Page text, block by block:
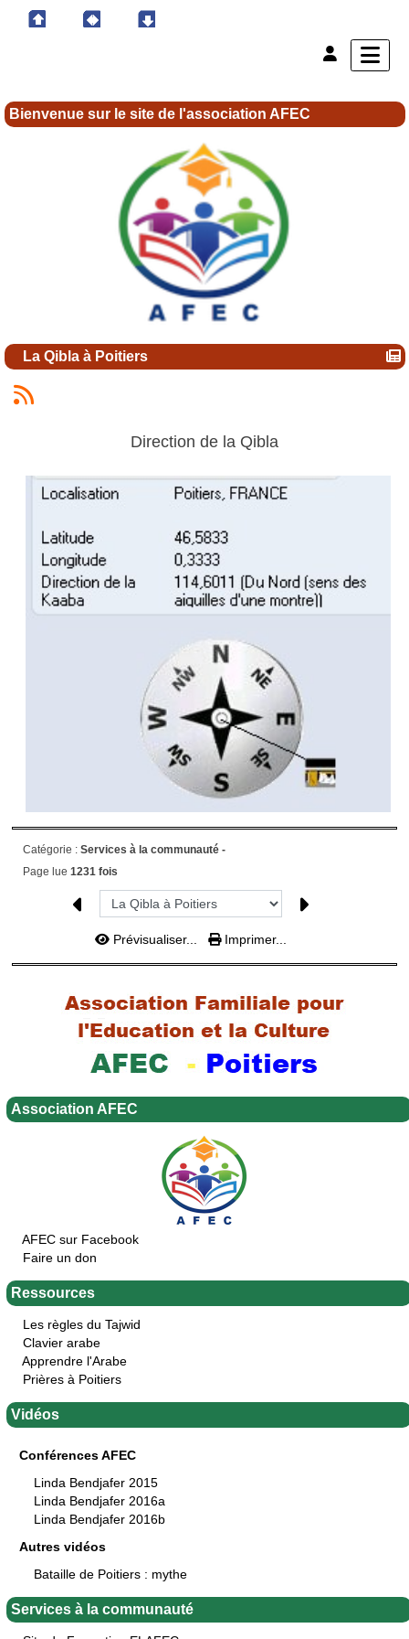
Association AFEC
AFEC sur Facebook
Faire un don
Ressources
Les règles du Tajwid
Clavier arabe
Apprendre l'Arabe
Prières à Poitiers
Vidéos
Conférences AFEC
Linda Bendjafer 2015
Linda Bendjafer 2016a
Linda Bendjafer 2016b
Autres vidéos
Bataille de Poitiers : mythe
Services à la communauté
Bienvenue sur le site de l'association AFEC
La Qibla à Poitiers
Direction de la Qibla
Catégorie : Services à la communauté -
Page lue 1231 fois
Prévisualiser... Imprimer...